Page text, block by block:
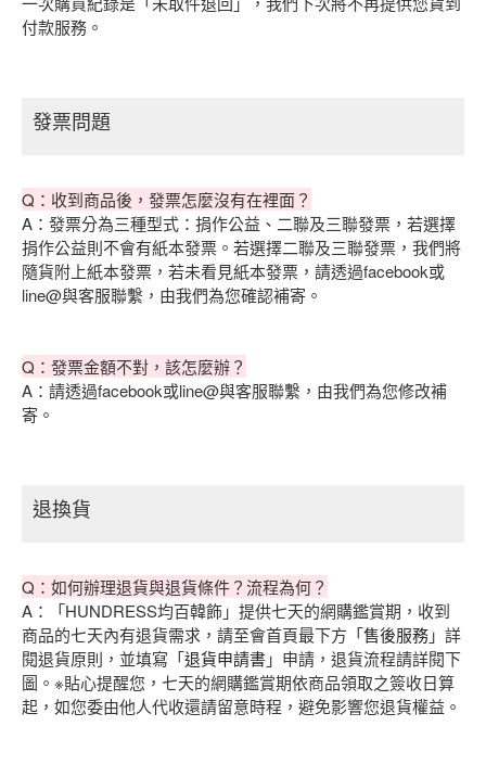
付款服務。
發票問題
Q：收到商品後，發票怎麼沒有在裡面？
A：發票分為三種型式：捐作公益、二聯及三聯發票，若選擇
捐作公益則不會有紙本發票。若選擇二聯及三聯發票，我們將
隨貨附上紙本發票，若未看見紙本發票，請透過facebook或
line@與客服聯繫，由我們為您確認補寄。
Q：發票金額不對，該怎麼辦？
A：請透過facebook或line@與客服聯繫，由我們為您修改補
寄。
退換貨
Q：如何辦理退貨與退貨條件？流程為何？
A：「HUNDRESS均百韓飾」提供七天的網購鑑賞期，收到
商品的七天內有退貨需求，請至會首頁最下方「售後服務」詳
閱退貨原則，並填寫「退貨申請書」申請，退貨流程請詳閱下
圖。※貼心提醒您，七天的網購鑑賞期依商品領取之簽收日算
起，如您委由他人代收還請留意時程，避免影響您退貨權益。